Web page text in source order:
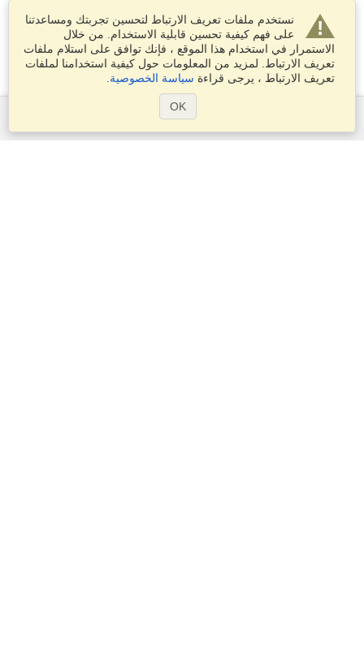
نستخدم ملفات تعريف الارتباط لتحسين تجربتك ومساعدتنا
على فهم كيفية تحسين قابلية الاستخدام. من خلال
الاستمرار في استخدام هذا الموقع ، فإنك توافق على استلام ملفات
تعريف الارتباط. لمزيد من المعلومات حول كيفية استخدامنا لملفات
تعريف الارتباط ، يرجى قراءة سياسة الخصوصية
OK